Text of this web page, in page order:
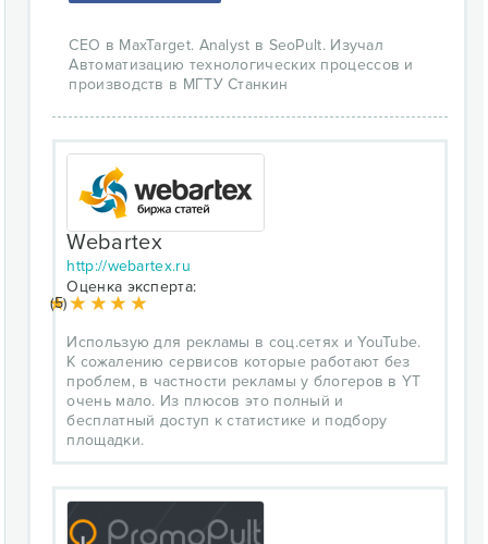
CEO в MaxTarget. Analyst в SeoPult. Изучал
Автоматизацию технологических процессов и
производств в МГТУ Станкин
Webartex
http://webartex.ru
Оценка эксперта:
(5)
Использую для рекламы в соц.сетях и YouTube.
К сожалению сервисов которые работают без
проблем, в частности рекламы у блогеров в YT
очень мало. Из плюсов это полный и
бесплатный доступ к статистике и подбору
площадки.